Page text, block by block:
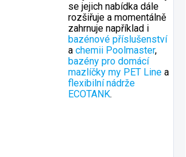
se jejich nabídka dále
rozšiřuje a momentálně
zahrnuje například i
bazénové příslušenství
a chemii Poolmaster,
bazény pro domácí
mazlíčky my PET Line a
flexibilní nádrže
ECOTANK.